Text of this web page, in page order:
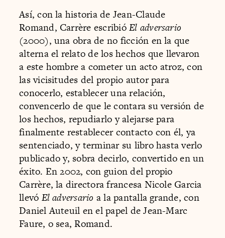
Así, con la historia de Jean-Claude
Romand, Carrère escribióEl adversario
(2000), una obra de no ficción en la que
alterna el relato de los hechos que llevaron
a este hombre a cometer un acto atroz, con
las vicisitudes del propio autor para
conocerlo, establecer una relación,
convencerlo de que le contara su versión de
los hechos, repudiarlo y alejarse para
finalmente restablecer contacto con él, ya
sentenciado, y terminar su libro hasta verlo
publicado y, sobra decirlo, convertido en un
éxito. En 2002, con guion del propio
Carrère, la directora francesa Nicole Garcia
llevó El adversario a la pantalla grande, con
Daniel Auteuil en el papel de Jean-Marc
Faure, o sea, Romand.